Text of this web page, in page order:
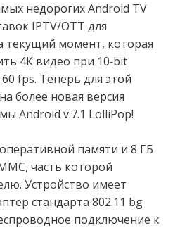
недорогих Аndrоid ТV
IРТV/ОТТ для
текущий момент, которая
4К видео при 10-bit
fрs. Теперь для этой
более новая версия
Аndrоid v.7.1 LоlliРор!
памяти и 8 ГБ
часть которой
Устройство имеет
стандарта 802.11 bg
подключение к